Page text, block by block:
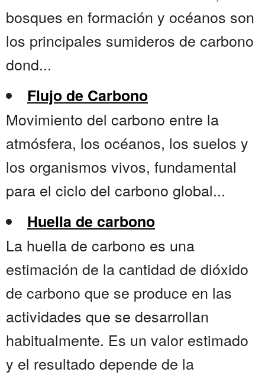
bosques en formación y océanos son
los principales sumideros de carbono
dond...
Flujo de Carbono
Movimiento del carbono entre la
atmósfera, los océanos, los suelos y
los organismos vivos, fundamental
para el ciclo del carbono global...
Huella de carbono
La huella de carbono es una
estimación de la cantidad de dióxido
de carbono que se produce en las
actividades que se desarrollan
habitualmente. Es un valor estimado
y el resultado depende de la